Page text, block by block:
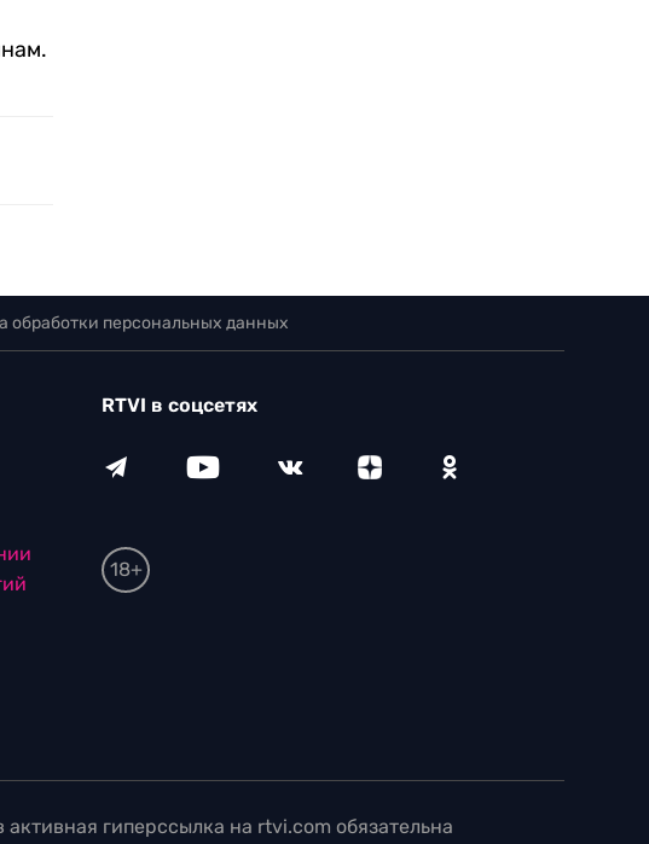
обработки персональных данных
RTVI в соцсетях
18+
гиперссылка на rtvi.com обязательна